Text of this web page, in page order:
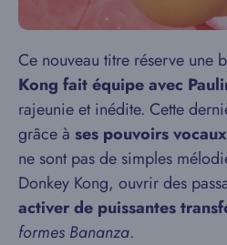
Ce nouveau titre réserve une
Kong fait équipe avec
rajeunie et inédite. Cette
grâce à ses pouvoirs
ne sont pas de simples
Donkey Kong, ouvrir des
activer de puissantes
formes Bananza.